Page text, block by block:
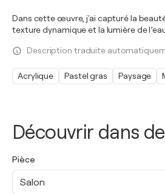
Découvrir dans
Pièce
Salon
Dans cette œuvre, j'ai capturé la
texture dynamique et la lumière de
Description traduite
Acrylique Pastel gras Paysage